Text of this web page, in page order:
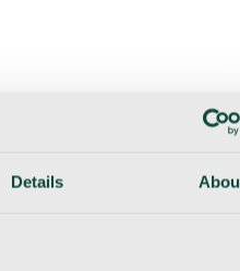
Details